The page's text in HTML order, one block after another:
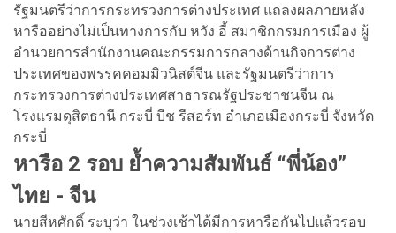
รัฐมนตรีว่าการกระทรวงการต่างประเทศ แถลงผลภายหลัง
หารืออย่างไม่เป็นทางการกับ หวัง อี้ สมาชิกกรมการเมือง ผู้
อำนวยการสำนักงานคณะกรรมการกลางด้านกิจการต่าง
ประเทศของพรรคคอมมิวนิสต์จีน และรัฐมนตรีว่าการ
กระทรวงการต่างประเทศสาธารณรัฐประชาชนจีน ณ
โรงแรมดุสิตธานี กระบี่ บีช รีสอร์ท อำเภอเมืองกระบี่ จังหวัด
กระบี่
หารือ 2 รอบ ย้ำความสัมพันธ์ “พี่น้อง”
ไทย - จีน
นายสีหศักดิ์ ระบุว่า ในช่วงเช้าได้มีการหารือกันไปแล้วรอบ